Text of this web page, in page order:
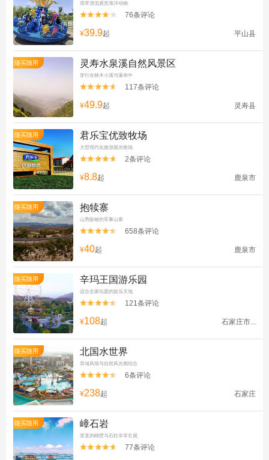
滑草漂流观赏海洋动物

 76条评论
¥39.9起 平山县
随买随用 灵寿水泉溪自然风景区
穿行在林木小溪与瀑布中

 117条评论
¥49.9起 灵寿县
随买随用 君乐宝优致牧场
大型现代化旅游观光牧场

 2条评论
¥8.8起 鹿泉市
随买随用 抱犊寨
山势陡峻的军事山寨

 658条评论
¥40起 鹿泉市
随买随用 辛玛王国游乐园
适合全家玩耍的娱乐天地

 121条评论
¥108起 石家庄市...
随买随用 北国水世界
异域风情与自然风光相结合

 6条评论
¥238起 石家庄
随买随用 嶂石岩
竖直的峭壁与石柱非常壮观

 77条评论